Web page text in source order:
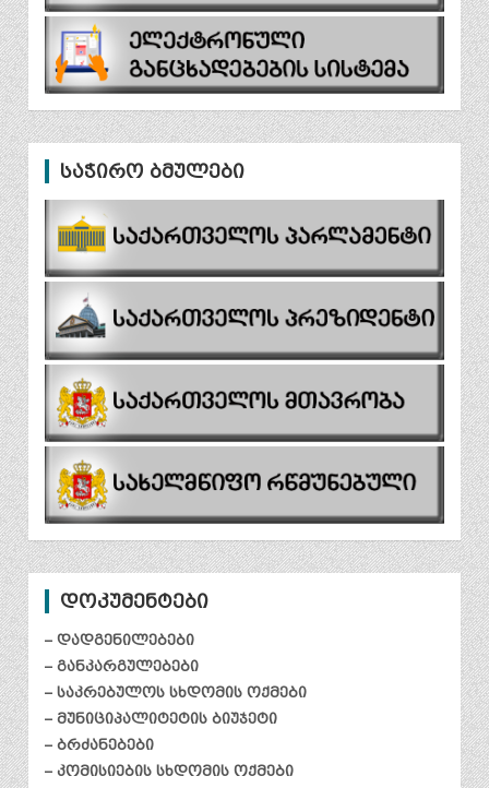
საჭირო ბმულები
დოკუმენტები
– დადგენილებები
– განკარგულებები
– საკრებულოს სხდომის ოქმები
– მუნიციპალიტეტის ბიუჯეტი
– ბრძანებები
– კომისიების სხდომის ოქმები